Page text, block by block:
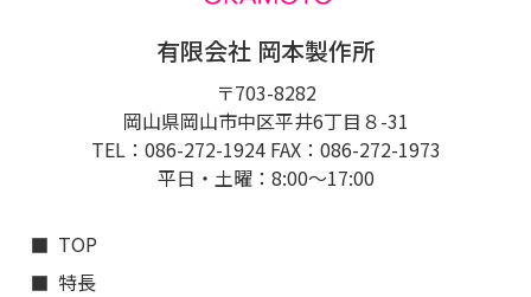
有限会社 岡本製作所
〒703-8282
岡山県岡山市中区平井6丁目８-31
TEL：086-272-1924 FAX：086-272-1973
平日・土曜：8:00〜17:00
TOP
特長